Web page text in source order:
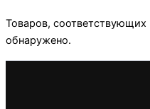
Товаров, соответствующих
обнаружено.